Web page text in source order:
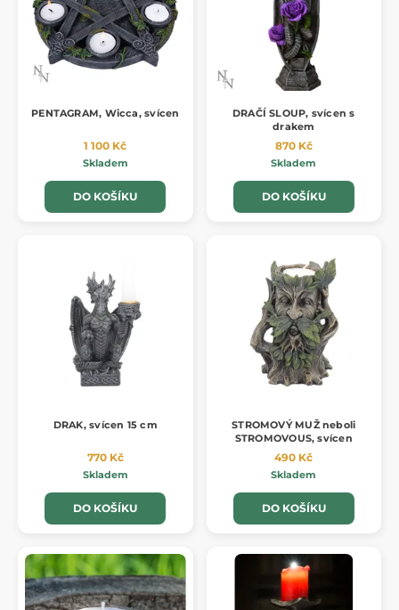
PENTAGRAM, Wicca, svícen
1 100 Kč
Skladem
DO KOŠÍKU
DRAČÍ SLOUP, svícen s
drakem
870 Kč
Skladem
DO KOŠÍKU
DRAK, svícen 15 cm
770 Kč
Skladem
DO KOŠÍKU
STROMOVÝ MUŽ neboli
STROMOVOUS, svícen
490 Kč
Skladem
DO KOŠÍKU